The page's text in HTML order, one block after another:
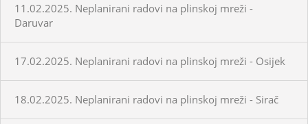
11.02.2025. Neplanirani radovi na plinskoj mreži -
Daruvar
17.02.2025. Neplanirani radovi na plinskoj mreži - Osijek
18.02.2025. Neplanirani radovi na plinskoj mreži - Sirač